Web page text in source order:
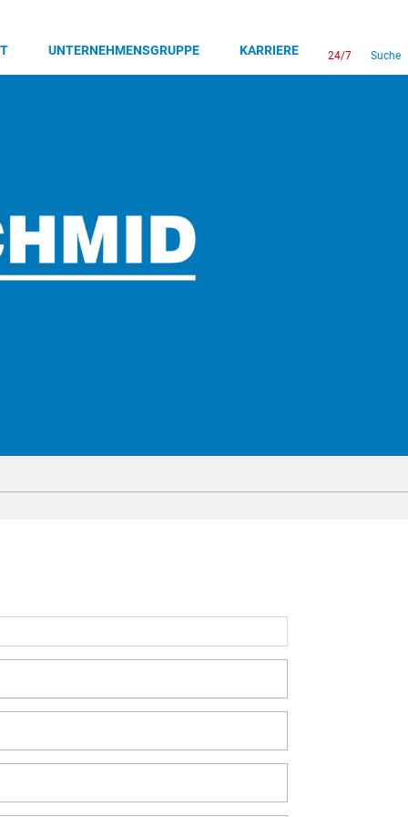
UNTERNEHMENSGRUPPE KARRIERE 24/7 Suche